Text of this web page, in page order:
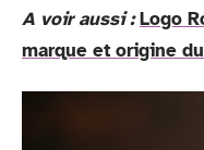
A voir aussi : Logo
marque et origine